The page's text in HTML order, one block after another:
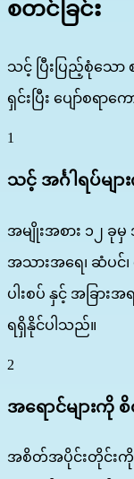
စတင်ခြင်း
သင့် ပြီးပြည့်စုံသော
ရှင်းပြီး ပျော်စရာက
1
သင့် အင်္ဂါရပ်မျာ
အမျိုးအစား ၁၂ ခုမှ
အသားအရေ၊ ဆံပင်၊
ပါးစပ် နှင့် အခြားအ
ရရှိနိုင်ပါသည်။
2
အရောင်များကို
အစိတ်အပိုင်းတိုင်း